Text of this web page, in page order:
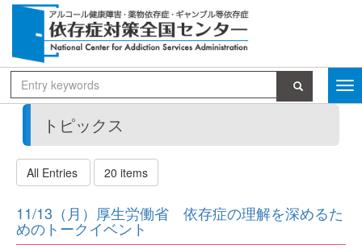
トピックス
All Entries 20 items
11/13（月）厚生労働省 依存症の理解を深めるた
めのトークイベント